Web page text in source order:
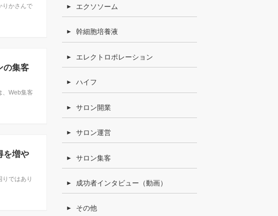
りかさんで
の集客
、Web集客
を増や
ではあり
エクソソーム
幹細胞培養液
エレクトロポレーション
ハイフ
サロン開業
サロン運営
サロン集客
成功者インタビュー（動画）
その他